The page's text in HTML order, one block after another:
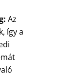
Az
így a